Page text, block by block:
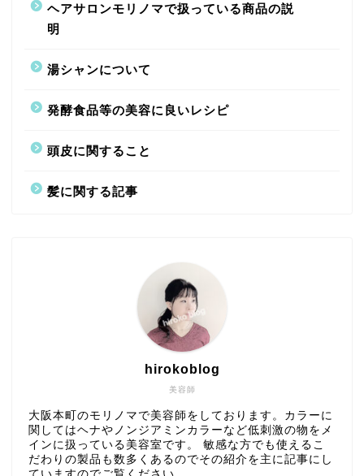
ヘアサロンモリノマで扱っている商品の説
明
湯シャンについて
発酵食品等の美容に良いレシピ
頭皮に関すること
髪に関する記事
美容師
hirokoblog
大阪本町のモリノマで美容師をしております。カラーに
関してはヘナやノンジアミンカラーなど低刺激の物をメ
インに扱っている美容室です。 敏感な方でも使えるこ
だわりの製品も数多くあるのでその紹介を主に記事にし